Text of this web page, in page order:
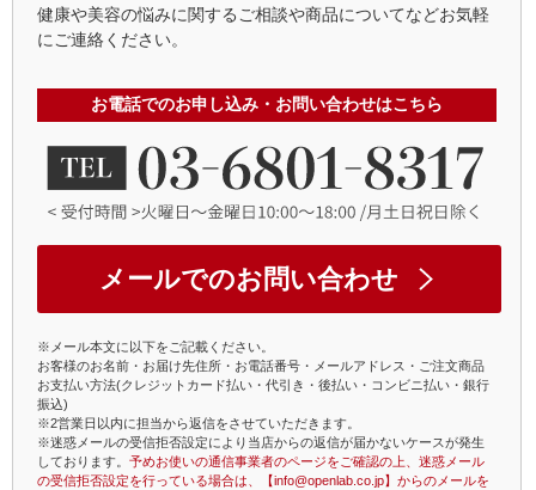
健康や美容の悩みに関するご相談や商品についてなどお気軽
にご連絡ください。
お電話でのお申し込み・お問い合わせはこちら
メールでのお問い合わせ
※メール本文に以下をご記載ください。
お客様のお名前・お届け先住所・お電話番号・メールアドレス・ご注文商品
お支払い方法(クレジットカード払い・代引き・後払い・コンビニ払い・銀行
振込)
※2営業日以内に担当から返信をさせていただきます。
※迷惑メールの受信拒否設定により当店からの返信が届かないケースが発生
しております。 予めお使いの通信事業者のページをご確認の上、迷惑メール
の受信拒否設定を行っている場合は、【info@openlab.co.jp】からのメールを